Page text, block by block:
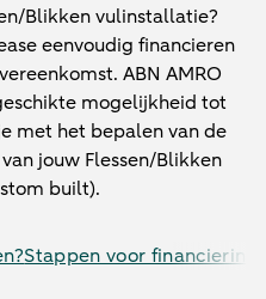
Blikken vulinstallatie?
eenvoudig financieren
ABN AMRO
mogelijkheid tot
met het bepalen van de
jouw Flessen/Blikken
built).
Stappen voor financiering